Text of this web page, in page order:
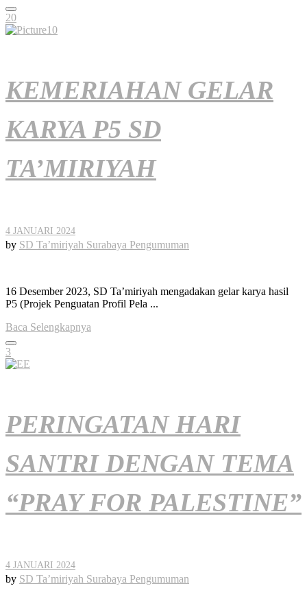
20
KEMERIAHAN GELAR
KARYA P5 SD
TA’MIRIYAH
4 JANUARI 2024
by SD Ta’miriyah Surabaya Pengumuman
16 Desember 2023, SD Ta’miriyah mengadakan gelar karya hasil
P5 (Projek Penguatan Profil Pela ...
Baca Selengkapnya
3
PERINGATAN HARI
SANTRI DENGAN TEMA
“PRAY FOR PALESTINE”
4 JANUARI 2024
by SD Ta’miriyah Surabaya Pengumuman